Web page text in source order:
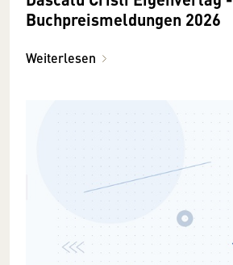
Buchpreismeldungen 2026
Weiterlesen